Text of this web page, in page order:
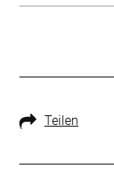
Teilen